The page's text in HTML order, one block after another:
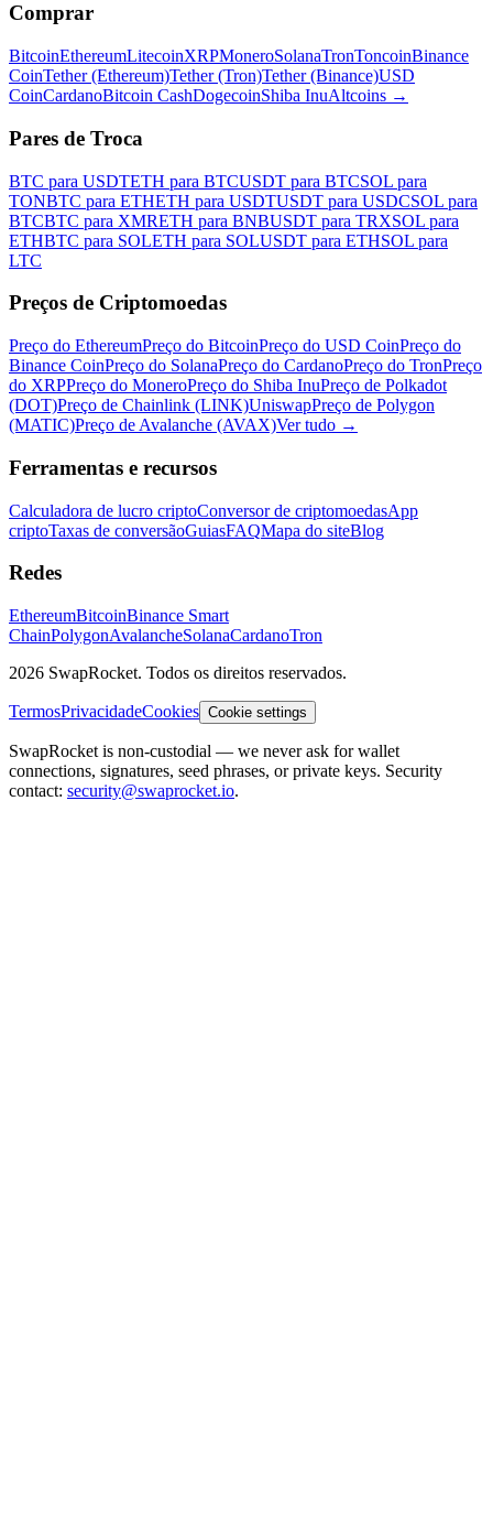
Comprar
BitcoinEthereumLitecoinXRPMoneroSolanaTronToncoinBinance
CoinTether (Ethereum)Tether (Tron)Tether (Binance)USD
CoinCardanoBitcoin CashDogecoinShiba InuAltcoins →
Pares de Troca
BTC para USDTETH para BTCUSDT para BTCSOL para
TONBTC para ETHETH para USDTUSDT para USDCSOL para
BTCBTC para XMRETH para BNBUSDT para TRXSOL para
ETHBTC para SOLETH para SOLUSDT para ETHSOL para
LTC
Preços de Criptomoedas
Preço do EthereumPreço do BitcoinPreço do USD CoinPreço do
Binance CoinPreço do SolanaPreço do CardanoPreço do TronPreço
do XRPPreço do MoneroPreço do Shiba InuPreço de Polkadot
(DOT)Preço de Chainlink (LINK)UniswapPreço de Polygon
(MATIC)Preço de Avalanche (AVAX)Ver tudo →
Ferramentas e recursos
Calculadora de lucro criptoConversor de criptomoedasApp
criptoTaxas de conversãoGuiasFAQMapa do siteBlog
Redes
EthereumBitcoinBinance Smart
ChainPolygonAvalancheSolanaCardanoTron
2026 SwapRocket. Todos os direitos reservados.
TermosPrivacidadeCookies Cookie settings
SwapRocket is non-custodial — we never ask for wallet
connections, signatures, seed phrases, or private keys. Security
contact: security@swaprocket.io.